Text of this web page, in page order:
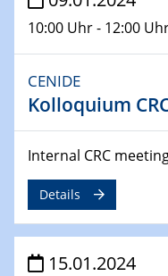
04.02.2024 - 05.02.2024
ZBT
Das Technikforum
07.02.2024
Online-
13.02.2024
Electrocatalysis
Technology for
10:00 Uhr - 12:00
CENIDE
Kolloquium
Internal CRC
Details
15.01.2024